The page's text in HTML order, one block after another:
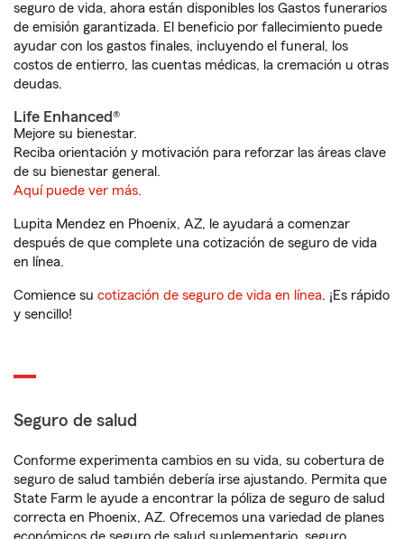
seguro de vida, ahora están disponibles los Gastos funerarios
de emisión garantizada. El beneficio por fallecimiento puede
ayudar con los gastos finales, incluyendo el funeral, los
costos de entierro, las cuentas médicas, la cremación u otras
deudas.
Life Enhanced®
Mejore su bienestar.
Reciba orientación y motivación para reforzar las áreas clave
de su bienestar general.
Aquí puede ver más.
Lupita Mendez en Phoenix, AZ, le ayudará a comenzar
después de que complete una cotización de seguro de vida
en línea.
Comience su cotización de seguro de vida en línea. ¡Es rápido
y sencillo!
Seguro de salud
Conforme experimenta cambios en su vida, su cobertura de
seguro de salud también debería irse ajustando. Permita que
State Farm le ayude a encontrar la póliza de seguro de salud
correcta en Phoenix, AZ. Ofrecemos una variedad de planes